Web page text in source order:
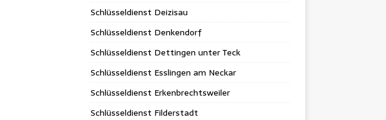
Schlüsseldienst Deizisau
Schlüsseldienst Denkendorf
Schlüsseldienst Dettingen unter Teck
Schlüsseldienst Esslingen am Neckar
Schlüsseldienst Erkenbrechtsweiler
Schlüsseldienst Filderstadt